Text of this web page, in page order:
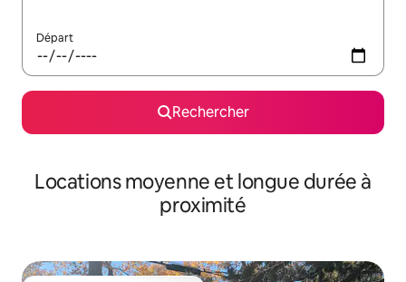
Départ
Rechercher
Locations moyenne et longue durée à
proximité